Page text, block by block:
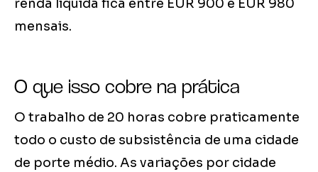
renda líquida fica entre EUR 900 e EUR 980
mensais.
O que isso cobre na prática
O trabalho de 20 horas cobre praticamente
todo o custo de subsistência de uma cidade
de porte médio. As variações por cidade